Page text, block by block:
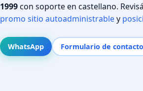
1999con soporte en castellano. Revisá
promo sitio autoadministrabley
WhatsApp Formulario de contacto